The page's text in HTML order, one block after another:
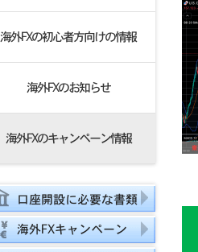
海外FXの初心者方向けの情報
海外FXのお知らせ
海外FXのキャンペーン情報
口座開設に必要な書類
海外FXキャンペーン